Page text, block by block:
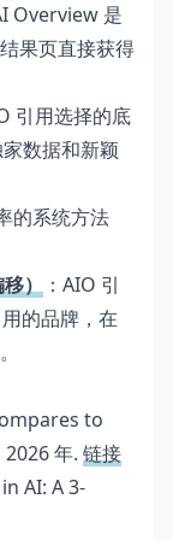
Overview 是
果页直接获得
引用选择的底
数据和新颖
的系统方法
）
：AIO 引
的品牌，在
to
年. 链接
AI: A 3-